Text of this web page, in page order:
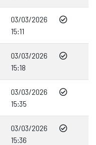
03/03/2026
15:11
03/03/2026
15:18
03/03/2026
15:35
03/03/2026
15:36